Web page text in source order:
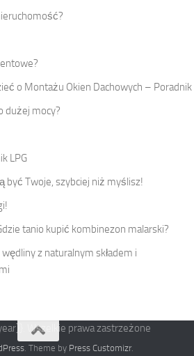
o Montażu Okien Dachowych – Poradnik
dużej mocy?
LPG
być Twoje, szybciej niż myślisz!
tanio kupić kombinezon malarski?
z naturalnym składem i
Wszelkie prawa zastrzeżone
. Theme by Press Customizr.